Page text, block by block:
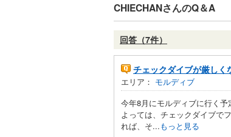
CHIECHANさんのQ＆A
回答（7件）
チェックダイブが厳しく
エリア： モルディブ
今年8月にモルディブに行く
よっては、チェックダイブで
れば、そ...もっと見る